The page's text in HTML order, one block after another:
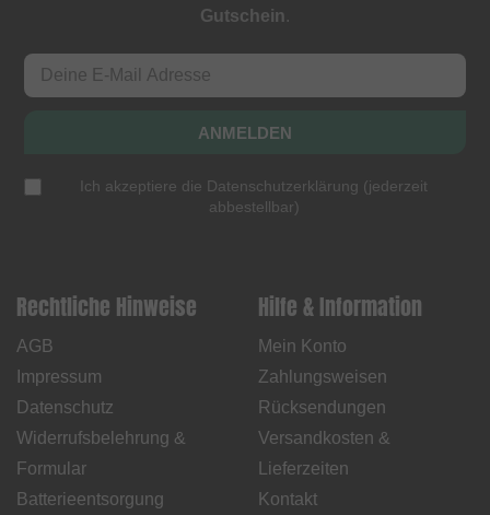
Gutschein.
ANMELDEN
Ich akzeptiere die Datenschutzerklärung (jederzeit
abbestellbar)
Rechtliche Hinweise
AGB
Impressum
Datenschutz
Widerrufsbelehrung &
Formular
Batterieentsorgung
Hilfe & Information
Mein Konto
Zahlungsweisen
Rücksendungen
Versandkosten &
Lieferzeiten
Kontakt